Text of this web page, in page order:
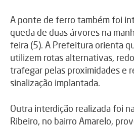
A ponte de ferro também foi
queda de duas árvores na
feira (5). A Prefeitura orienta
utilizem rotas alternativas,
trafegar pelas proximidades e
sinalização implantada.
Outra interdição realizada foi
Ribeiro, no bairro Amarelo,